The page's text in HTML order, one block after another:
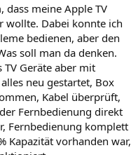
dass meine Apple TV
wollte. Dabei konnte ich
bedienen, aber den
soll man da denken.
Geräte aber mit
neu gestartet, Box
Kabel überprüft,
Fernbedienung direkt
Fernbedienung komplett
Kapazität vorhanden war,